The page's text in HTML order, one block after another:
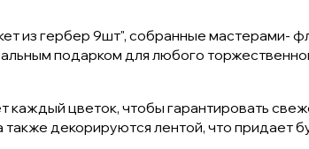
из гербер 9шт", собранные мастерами-
подарком для любого
цветок, чтобы гарантировать
также декорируются лентой, что придает